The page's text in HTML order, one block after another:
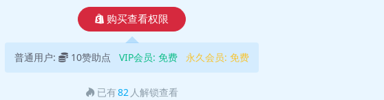
购买查看权限
普通用户: 10赞助点 VIP会员: 免费 永久会员: 免费
已有82 人解锁查看